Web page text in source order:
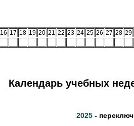
16 17 18 19 20 21 22 23 24 25 26 27 28 29
Календарь учебных
2025-